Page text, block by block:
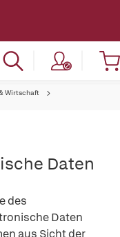
Wirtschaft
Daten
des
Daten
aus Sicht der